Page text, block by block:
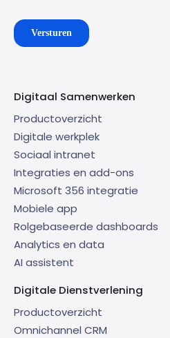
Digitaal Samenwerken
Productoverzicht
Digitale werkplek
Sociaal intranet
Integraties en add-ons
Microsoft 356 integratie
Mobiele app
Rolgebaseerde dashboards
Analytics en data
AI assistent
Digitale Dienstverlening
Productoverzicht
Omnichannel CRM